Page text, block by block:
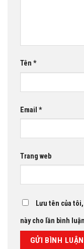
Tên *
Email *
Trang web
Lưu tên của
này cho lần bình